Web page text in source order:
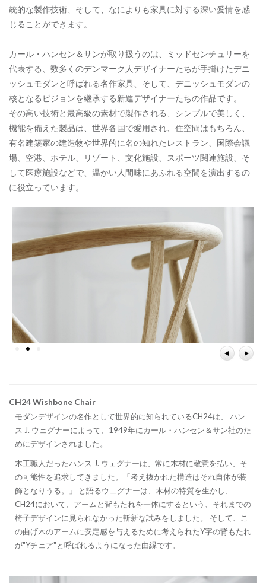
統的な製作技術、そして、なによりも家具に対する深い愛情を感
じることができます。
カール・ハンセン＆サンが取り扱うのは、ミッドセンチュリーを
代表する、数多くのデンマーク人デザイナーたちが手掛けたデニ
ッシュモダンと呼ばれる名作家具、そして、デニッシュモダンの
核となるビジョンを継承する新進デザイナーたちの作品です。
その高い技術と最高級の素材で製作される、シンプルで美しく、
機能を備えた製品は、世界各国で愛用され、住空間はもちろん、
有名建築家の建造物や世界的に名の知れたレストラン、国際会議
場、空港、ホテル、リゾート、文化施設、スポーツ関連施設、そ
して医療施設などで、温かい人間味にあふれる空間を演出するの
に役立っています。
CH24 Wishbone Chair
モダンデザインの名作として世界的に知られているCH24は、 ハン
ス J. ウェグナーによって、1949年にカール・ハンセン＆サン社のた
めにデザインされました。
木工職人だったハンス J. ウェグナーは、常に木材に敬意を払い、そ
の可能性を追求してきました。「考え抜かれた構造はそれ自体が装
飾となりうる。」 と語るウェグナーは、木材の特質を生かし、
CH24において、アームと背もたれを一体にするという、それまでの
椅子デザインに見られなかった斬新な試みをしました。 そして、こ
の曲げ木のアームに安定感を与えるために考えられたY字の背もたれ
が"Yチェア"と呼ばれるようになった由縁です。